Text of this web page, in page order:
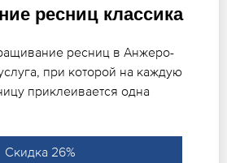
ресниц классика
ресниц в Анжеро-
при которой на каждую
приклеивается одна
Скидка 26%